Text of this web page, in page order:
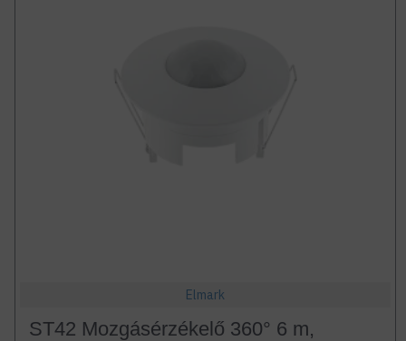
Elmark
ST42 Mozgásérzékelő 360° 6 m,